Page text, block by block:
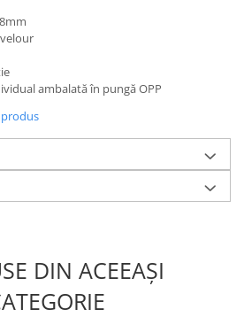
ambalată în pungă OPP
DIN ACEEAȘI